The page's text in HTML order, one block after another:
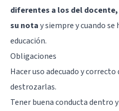
diferentes a los del
su notay siempre y cuando
educación.
Obligaciones
Hacer uso adecuado y
destrozarlas.
Tener buena conducta dentro